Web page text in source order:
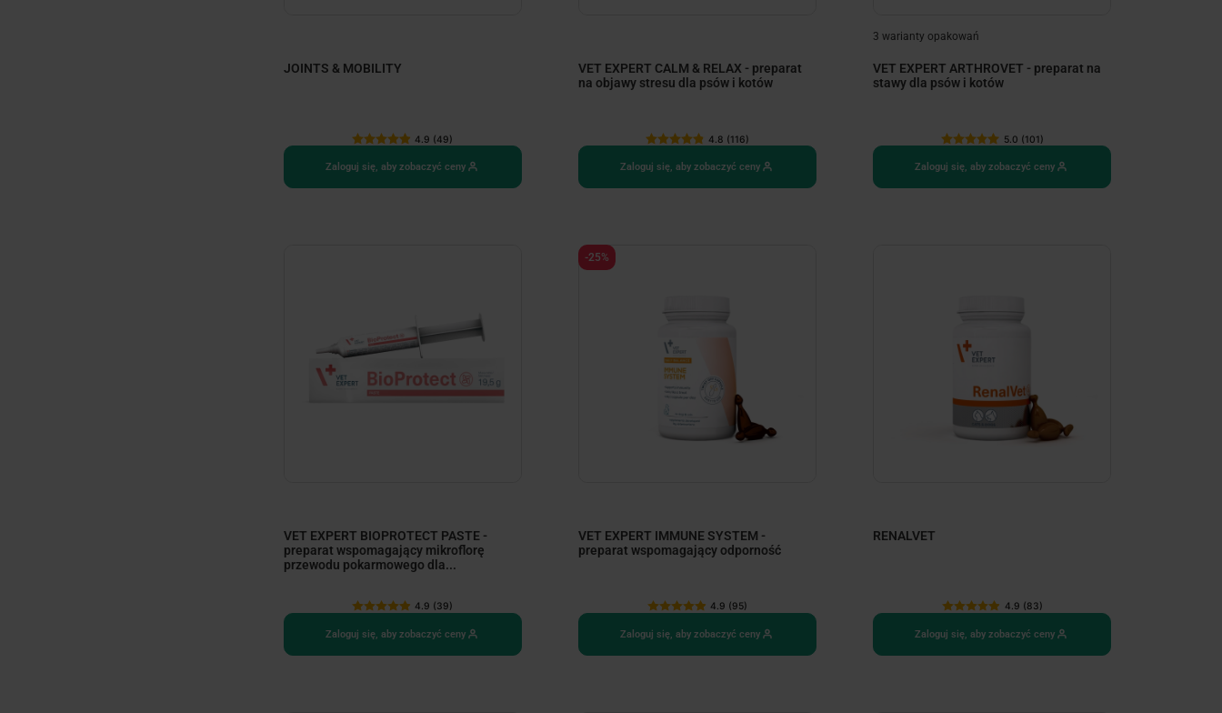
JOINTS & MOBILITY
4.9 (49)
Zaloguj się, aby zobaczyć ceny
VET EXPERT CALM & RELAX - preparat
na objawy stresu dla psów i kotów
4.8 (116)
Zaloguj się, aby zobaczyć ceny
3 warianty opakowań
VET EXPERT ARTHROVET - preparat na
stawy dla psów i kotów
5.0 (101)
Zaloguj się, aby zobaczyć ceny
VET EXPERT BIOPROTECT PASTE -
preparat wspomagający mikroflorę
przewodu pokarmowego dla...
4.9 (39)
Zaloguj się, aby zobaczyć ceny
VET EXPERT IMMUNE SYSTEM -
preparat wspomagający odporność
4.9 (95)
Zaloguj się, aby zobaczyć ceny
-25%
RENALVET
4.9 (83)
Zaloguj się, aby zobaczyć ceny